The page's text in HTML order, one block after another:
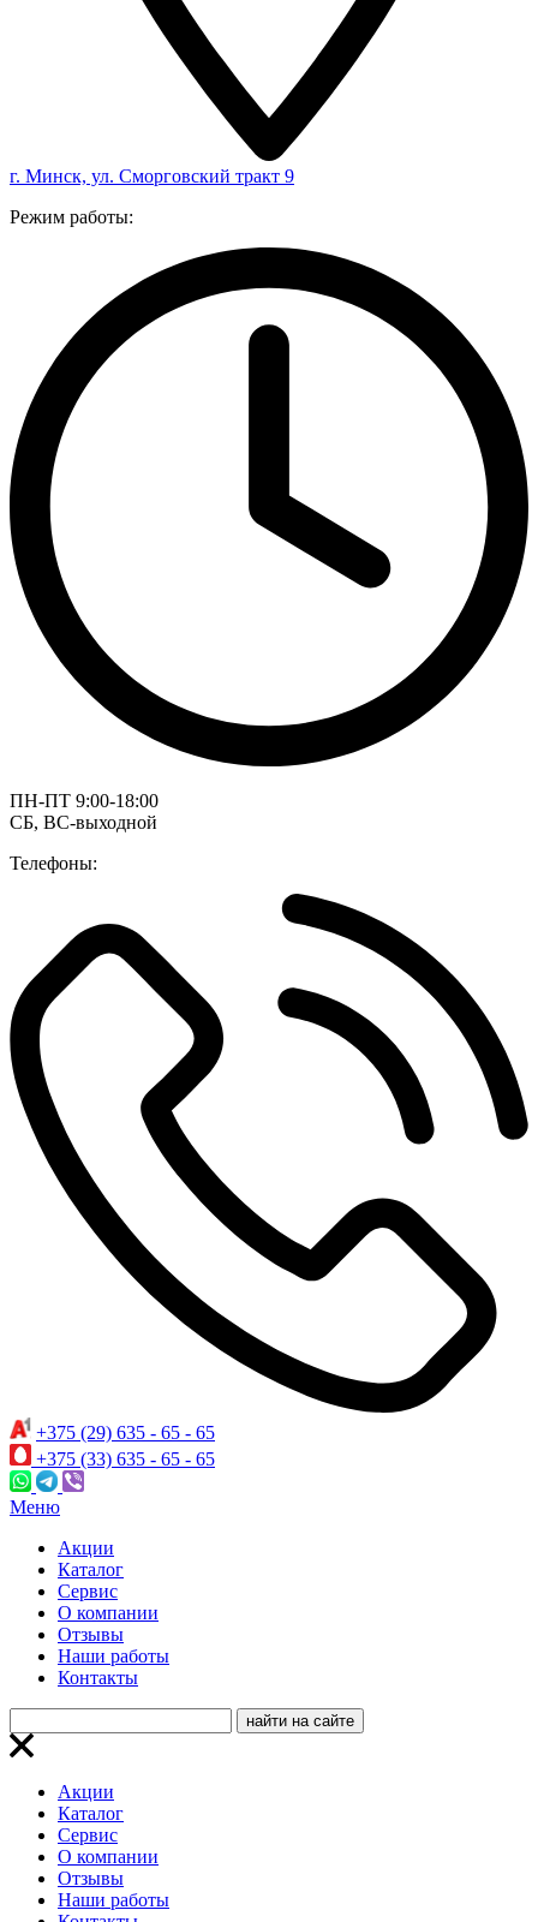
г. Минск, ул. Сморговский тракт 9
Режим работы:
ПН-ПТ 9:00-18:00
СБ, ВС-выходной
Телефоны:
+375 (29) 635 - 65 - 65
+375 (33) 635 - 65 - 65
Меню
Акции
Каталог
Сервис
О компании
Отзывы
Наши работы
Контакты
Акции
Каталог
Сервис
О компании
Отзывы
Наши работы